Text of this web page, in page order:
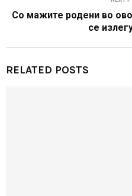
Со мажите родени во
се
RELATED POSTS